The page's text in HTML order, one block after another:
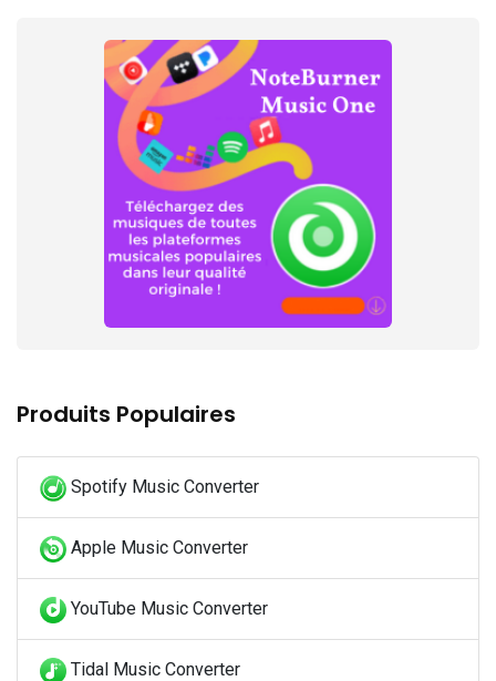
Produits Populaires
Spotify Music Converter
Apple Music Converter
YouTube Music Converter
Tidal Music Converter